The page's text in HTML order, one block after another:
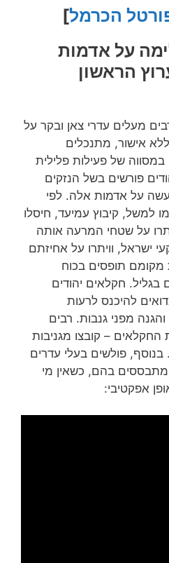
הכרמל]
על אדמות
הראשון
מעלים עדרי צאן ובקר על
אישור, מתנכלים
במסווה של פעילות פלילית
פורשים בשל הנזקים
על אדמות אלה. לפי
למשל, קיבוץ עמיעד, חיסלו
על שטחי המרעה אותה
ישראל, וויתרו על אחיזתם
תופסים בכוח
חקלאים יהודים
להיכנס לרעות
מפני גנבות. רבים
– קובצו מגניבות
פולשים בעלי עדרים
בהם, כשאין מי
אפקטיבי: